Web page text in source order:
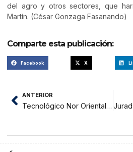
del agro y otros sectores, que
Martín. (César Gonzaga Fasanando)
Comparte esta publicación:
Facebook X
ANTERIOR
Tecnológico Nor Oriental de la Selva a punto de perder otras 20 hectáreas de tierras